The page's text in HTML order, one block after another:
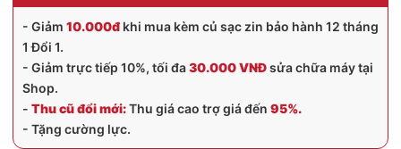
- Giảm 10.000đ khi mua kèm củ sạc zin bảo hành 12 tháng
1 Đổi 1.
- Giảm trực tiếp 10%, tối đa30.000 VNĐsửa chữa máy tại
Shop.
- Thu cũ đổi mới:Thu giá cao trợ giá đến 95%.
- Tặng cường lực.